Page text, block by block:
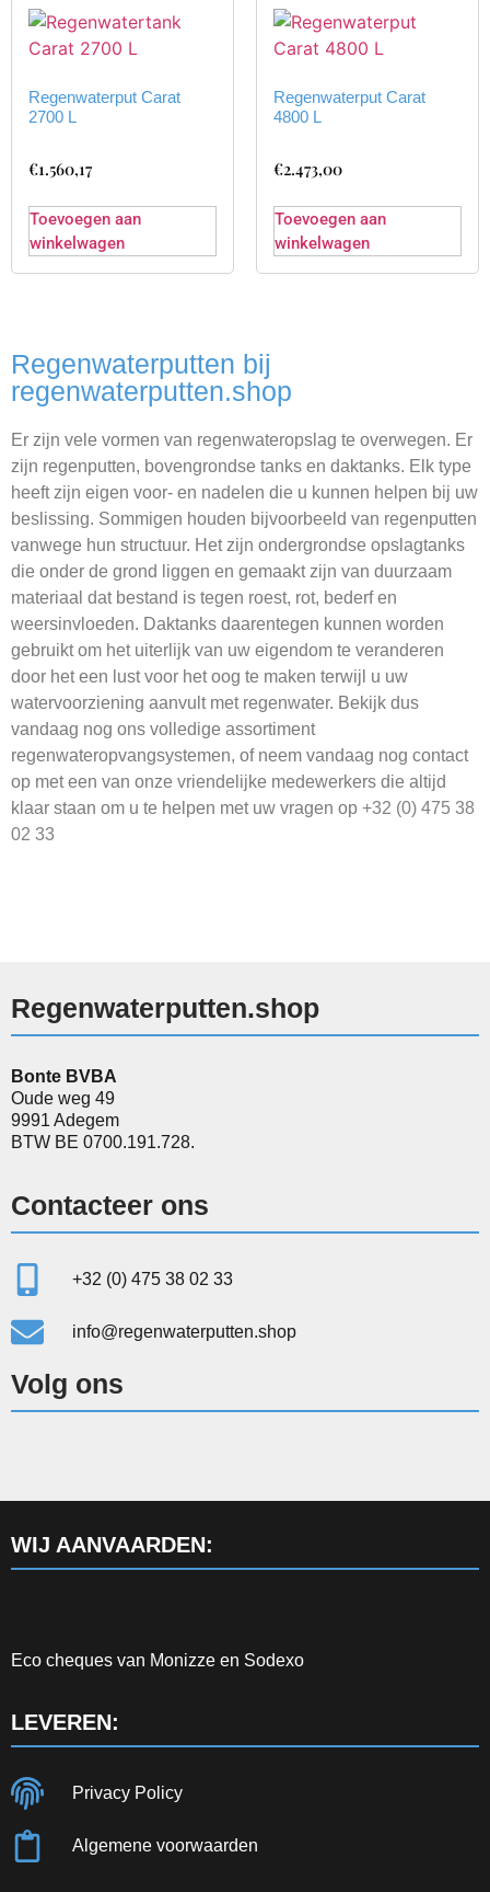
Regenwaterput Carat
2700 L
€1.560,17
Toevoegen aan
winkelwagen
Regenwaterput Carat
4800 L
€2.473,00
Toevoegen aan
winkelwagen
Regenwaterputten bij
regenwaterputten.shop
Er zijn vele vormen van regenwateropslag te overwegen. Er
zijn regenputten, bovengrondse tanks en daktanks. Elk type
heeft zijn eigen voor- en nadelen die u kunnen helpen bij uw
beslissing. Sommigen houden bijvoorbeeld van regenputten
vanwege hun structuur. Het zijn ondergrondse opslagtanks
die onder de grond liggen en gemaakt zijn van duurzaam
materiaal dat bestand is tegen roest, rot, bederf en
weersinvloeden. Daktanks daarentegen kunnen worden
gebruikt om het uiterlijk van uw eigendom te veranderen
door het een lust voor het oog te maken terwijl u uw
watervoorziening aanvult met regenwater. Bekijk dus
vandaag nog ons volledige assortiment
regenwateropvangsystemen, of neem vandaag nog contact
op met een van onze vriendelijke medewerkers die altijd
klaar staan om u te helpen met uw vragen op +32 (0) 475 38
02 33
Regenwaterputten.shop
Bonte BVBA
Oude weg 49
9991 Adegem
BTW BE 0700.191.728.
Contacteer ons
+32 (0) 475 38 02 33
info@regenwaterputten.shop
Volg ons
WIJ AANVAARDEN:
Eco cheques van Monizze en Sodexo
LEVEREN:
Privacy Policy
Algemene voorwaarden